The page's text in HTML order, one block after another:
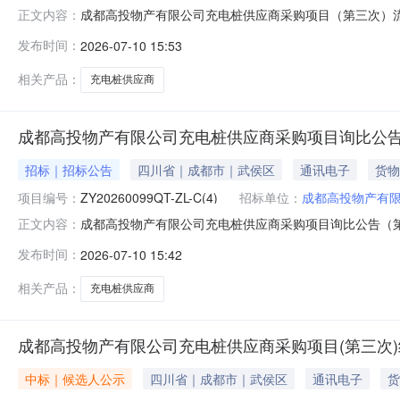
正文内容： 成都高投物产有限公司充电桩供应商采购项目（第三次
61358593招标代理机构：四川中意招标有限公司地址：
发布时间： 2026-07-10 15:53
相关产品：
充电桩供应商
成都高投物产有限公司充电桩供应商采购项目询比公
招标｜招标公告 四川省｜成都市｜武侯区 通讯电子
货物
项目编号： ZY20260099QT-ZL-C(4) 招标单位： 成都高投物产有
正文内容： 成都高投物产有限公司充电桩供应商采购项目询比公告
采购项目（第四次）三、资金来源：资金已落实四、公
要求。3、本项目共1个包，拟确
发布时间： 2026-07-10 15:42
相关产品：
充电桩供应商
成都高投物产有限公司充电桩供应商采购项目(第三次
中标｜候选人公示 四川省｜成都市｜武侯区 通讯电子